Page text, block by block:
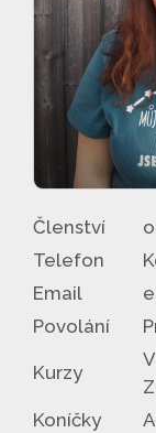
Členství
Telefon
Email
Povolání
Kurzy
Koníčky